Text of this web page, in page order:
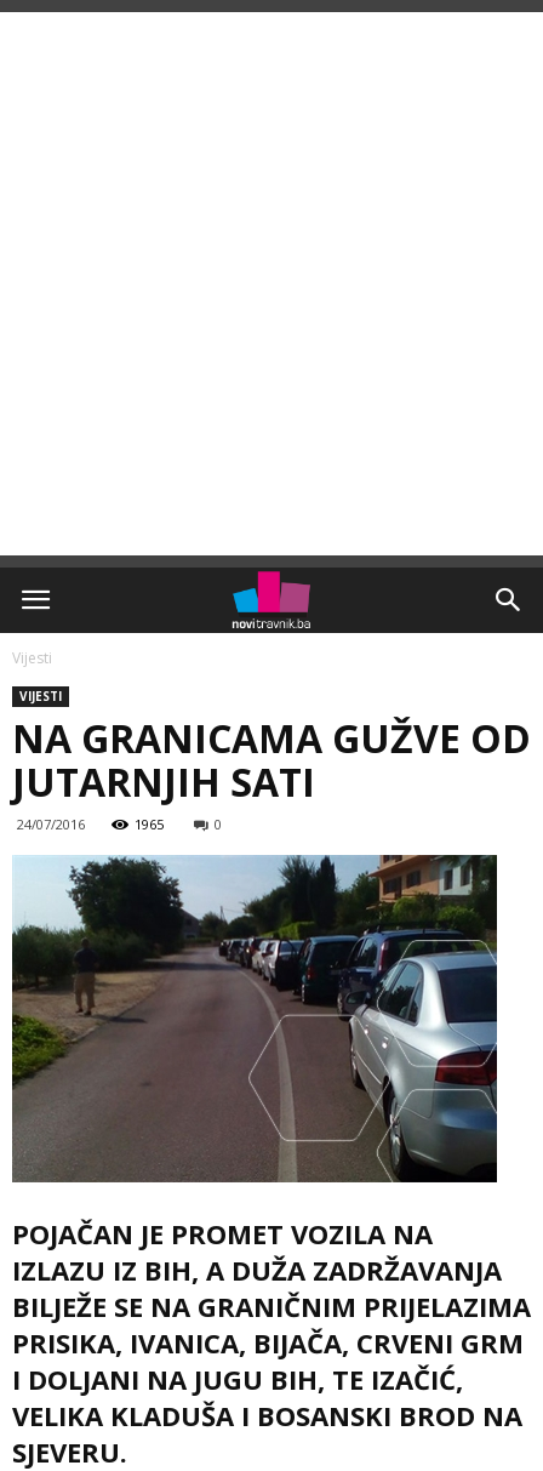
Vijesti
VIJESTI
NA GRANICAMA GUŽVE OD
JUTARNJIH SATI
24/07/2016 1965 0
POJAČAN JE PROMET VOZILA NA
IZLAZU IZ BIH, A DUŽA ZADRŽAVANJA
BILJEŽE SE NA GRANIČNIM PRIJELAZIMA
PRISIKA, IVANICA, BIJAČA, CRVENI GRM
I DOLJANI NA JUGU BIH, TE IZAČIĆ,
VELIKA KLADUŠA I BOSANSKI BROD NA
SJEVERU.